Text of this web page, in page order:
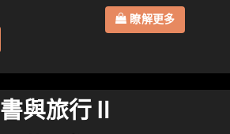
瞭解更多
書與旅行Ⅱ